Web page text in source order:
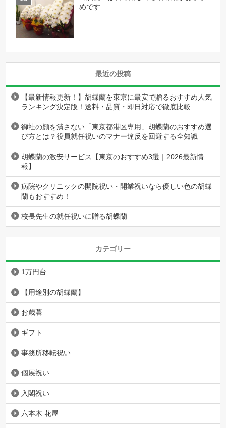
めです
最近の投稿
【最新情報更新！】胡蝶蘭を東京に最安で贈るおすすめ人気
ランキング決定版！送料・品質・即日対応で徹底比較
御社の顔を潰さない「東京都港区専用」胡蝶蘭のおすすめ選
び方とは？役員就任祝いのマナー違反を回避する全知識
胡蝶蘭の激安サービス【東京のおすすめ3選｜2026最新情
報】
病院やクリニックの開院祝い・開業祝いなら優しい色の胡蝶
蘭もおすすめ！
校長先生の就任祝いに贈る胡蝶蘭
カテゴリー
1万円台
【用途別の胡蝶蘭】
お歳暮
ギフト
事務所移転祝い
個展祝い
入閣祝い
六本木 花屋